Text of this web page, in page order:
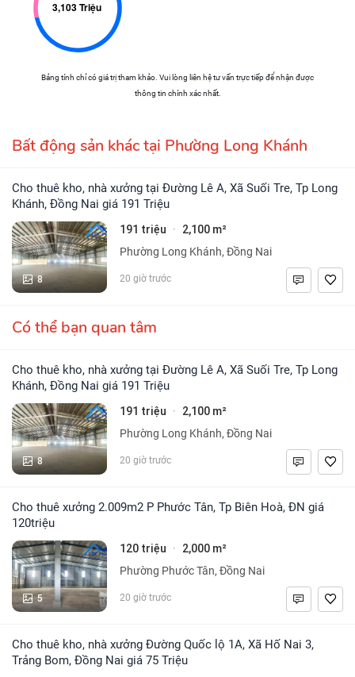
Bảng tính chỉ có giá trị tham khảo. Vui lòng liên hệ tư vấn trực tiếp để nhận được
thông tin chính xác nhất.
Bất động sản khác tại Phường Long Khánh
Cho thuê kho, nhà xưởng tại Đường Lê A, Xã Suối Tre, Tp Long
Khánh, Đồng Nai giá 191 Triệu
8
191 triệu · 2,100 m²
Phường Long Khánh, Đồng Nai
20 giờ trước
Có thể bạn quan tâm
Cho thuê kho, nhà xưởng tại Đường Lê A, Xã Suối Tre, Tp Long
Khánh, Đồng Nai giá 191 Triệu
8
191 triệu · 2,100 m²
Phường Long Khánh, Đồng Nai
20 giờ trước
Cho thuê xưởng 2.009m2 P Phước Tân, Tp Biên Hoà, ĐN giá
120triệu
5
120 triệu · 2,000 m²
Phường Phước Tân, Đồng Nai
20 giờ trước
Cho thuê kho, nhà xưởng Đường Quốc lộ 1A, Xã Hố Nai 3,
Trảng Bom, Đồng Nai giá 75 Triệu